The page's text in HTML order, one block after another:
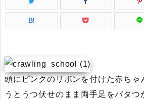
B!
頭にピンクのリボンを付けた赤ちゃ
うとうつ伏せのまま両手足をバタ